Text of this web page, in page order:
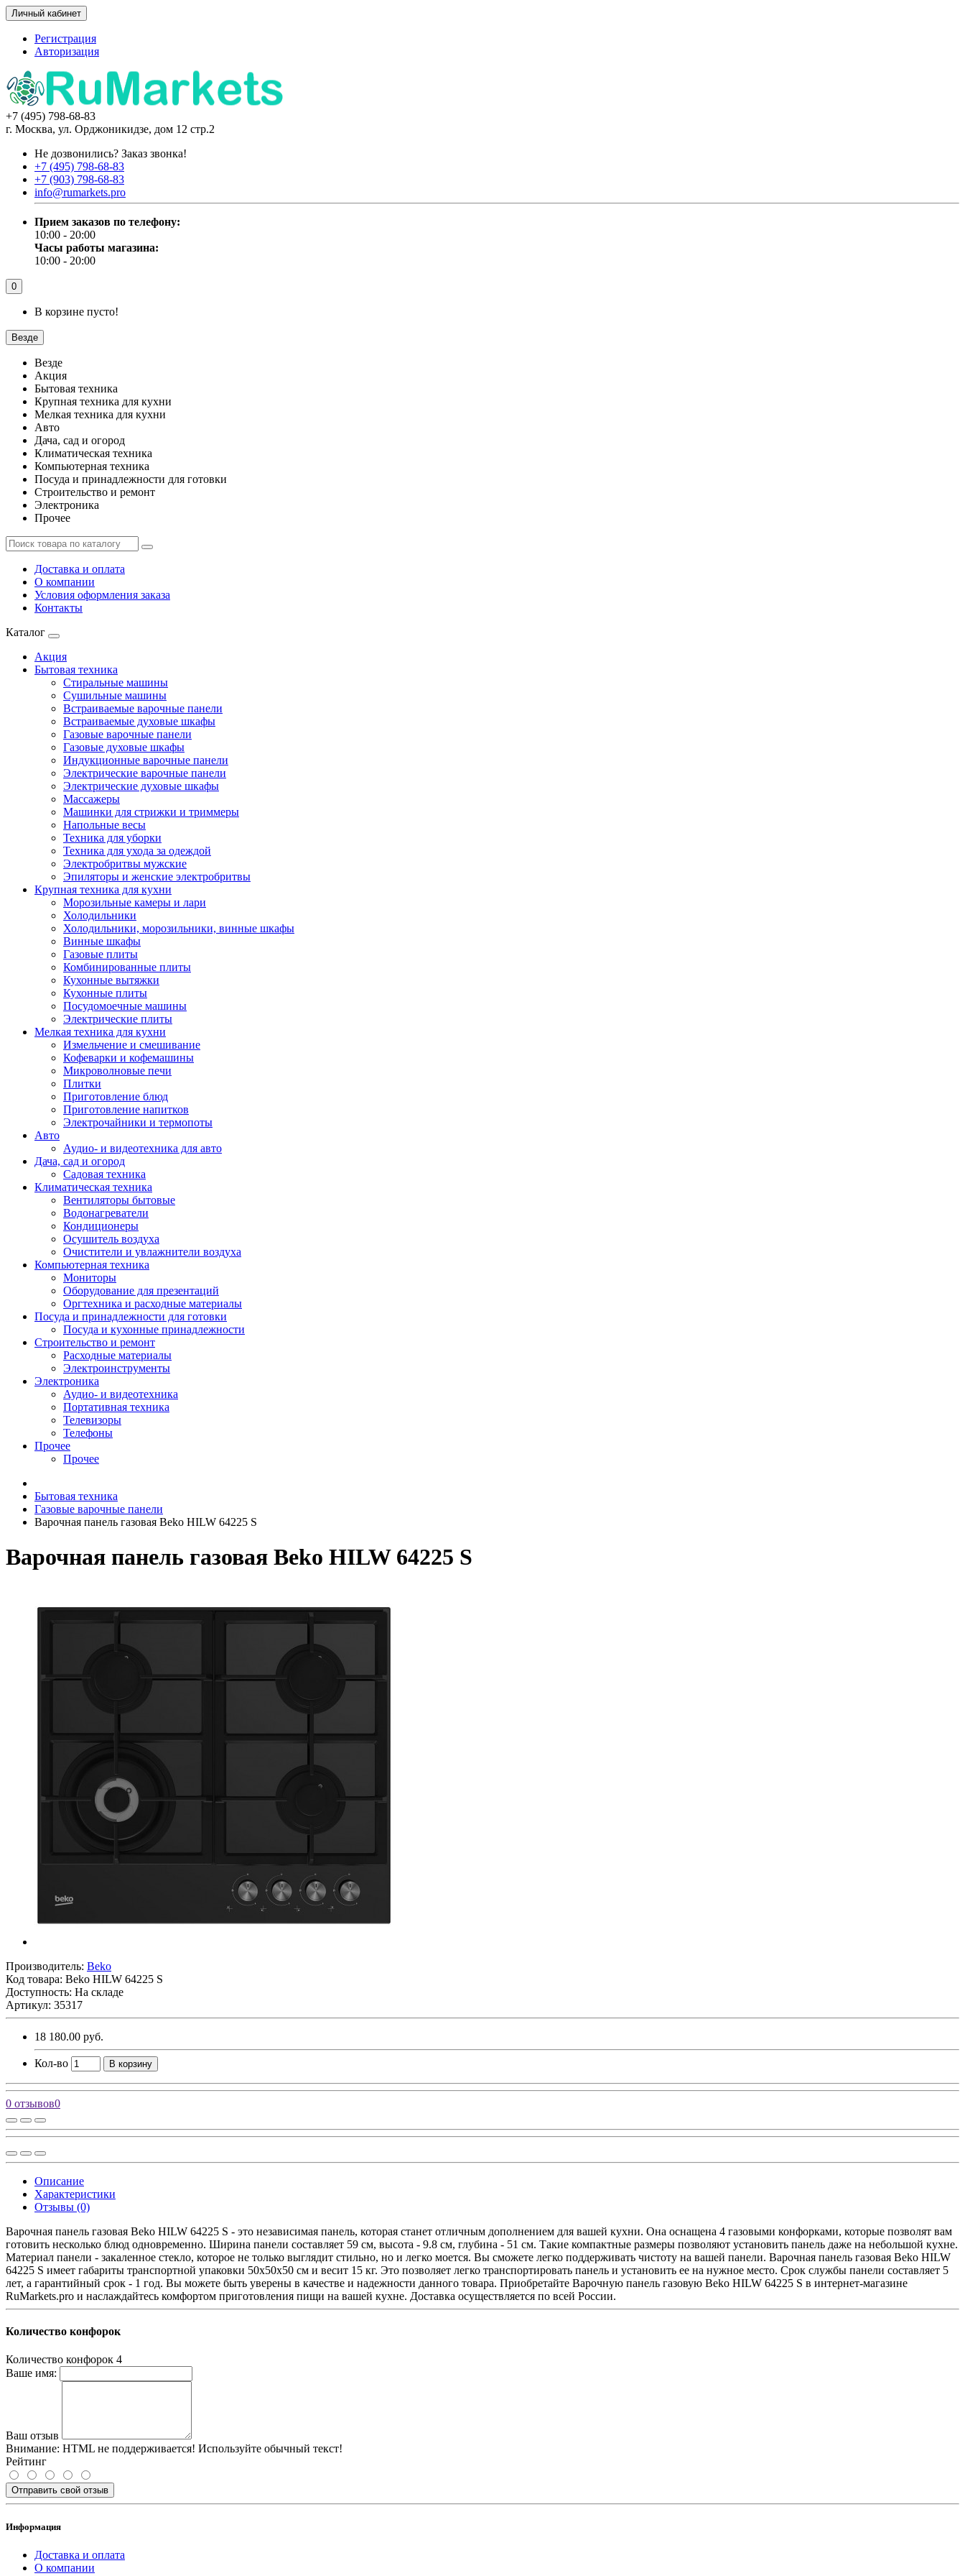
Личный кабинет
Регистрация
Авторизация
+7 (495) 798-68-83
г. Москва, ул. Орджоникидзе, дом 12 стр.2
Не дозвонились? Заказ звонка!
+7 (495) 798-68-83
+7 (903) 798-68-83
info@rumarkets.pro
Прием заказов по телефону:
10:00 - 20:00
Часы работы магазина:
10:00 - 20:00
0
В корзине пусто!
Везде
Везде
Акция
Бытовая техника
Крупная техника для кухни
Мелкая техника для кухни
Авто
Дача, сад и огород
Климатическая техника
Компьютерная техника
Посуда и принадлежности для готовки
Строительство и ремонт
Электроника
Прочее
Доставка и оплата
О компании
Условия оформления заказа
Контакты
Каталог
Акция
Бытовая техника
Стиральные машины
Сушильные машины
Встраиваемые варочные панели
Встраиваемые духовые шкафы
Газовые варочные панели
Газовые духовые шкафы
Индукционные варочные панели
Электрические варочные панели
Электрические духовые шкафы
Массажеры
Машинки для стрижки и триммеры
Напольные весы
Техника для уборки
Техника для ухода за одеждой
Электробритвы мужские
Эпиляторы и женские электробритвы
Крупная техника для кухни
Морозильные камеры и лари
Холодильники
Холодильники, морозильники, винные шкафы
Винные шкафы
Газовые плиты
Комбинированные плиты
Кухонные вытяжки
Кухонные плиты
Посудомоечные машины
Электрические плиты
Мелкая техника для кухни
Измельчение и смешивание
Кофеварки и кофемашины
Микроволновые печи
Плитки
Приготовление блюд
Приготовление напитков
Электрочайники и термопоты
Авто
Аудио- и видеотехника для авто
Дача, сад и огород
Садовая техника
Климатическая техника
Вентиляторы бытовые
Водонагреватели
Кондиционеры
Осушитель воздуха
Очистители и увлажнители воздуха
Компьютерная техника
Мониторы
Оборудование для презентаций
Оргтехника и расходные материалы
Посуда и принадлежности для готовки
Посуда и кухонные принадлежности
Строительство и ремонт
Расходные материалы
Электроинструменты
Электроника
Аудио- и видеотехника
Портативная техника
Телевизоры
Телефоны
Прочее
Прочее
Бытовая техника
Газовые варочные панели
Варочная панель газовая Beko HILW 64225 S
Варочная панель газовая Beko HILW 64225 S
Производитель: Beko
Код товара: Beko HILW 64225 S
Доступность: На складе
Артикул: 35317
18 180.00 руб.
Кол-во В корзину
0 отзывов0
Описание
Характеристики
Отзывы (0)
Варочная панель газовая Beko HILW 64225 S - это независимая панель, которая станет отличным дополнением для вашей кухни. Она оснащена 4 газовыми конфорками, которые позволят вам
готовить несколько блюд одновременно. Ширина панели составляет 59 см, высота - 9.8 см, глубина - 51 см. Такие компактные размеры позволяют установить панель даже на небольшой кухне.
Материал панели - закаленное стекло, которое не только выглядит стильно, но и легко моется. Вы сможете легко поддерживать чистоту на вашей панели. Варочная панель газовая Beko HILW
64225 S имеет габариты транспортной упаковки 50х50х50 см и весит 15 кг. Это позволяет легко транспортировать панель и установить ее на нужное место. Срок службы панели составляет 5
лет, а гарантийный срок - 1 год. Вы можете быть уверены в качестве и надежности данного товара. Приобретайте Варочную панель газовую Beko HILW 64225 S в интернет-магазине
RuMarkets.pro и наслаждайтесь комфортом приготовления пищи на вашей кухне. Доставка осуществляется по всей России.
Количество конфорок
Количество конфорок 4
Ваше имя:
Ваш отзыв
Внимание: HTML не поддерживается! Используйте обычный текст!
Рейтинг
Отправить свой отзыв
Информация
Доставка и оплата
О компании